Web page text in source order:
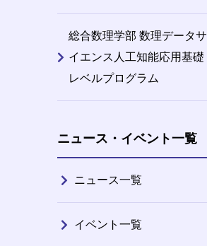
総合数理学部 数理データサ
イエンス人工知能応用基礎
レベルプログラム
ニュース・イベント一覧
ニュース一覧
イベント一覧